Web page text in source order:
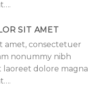
SIT AMET
amet, consectetuer
nonummy nibh
dolore magna